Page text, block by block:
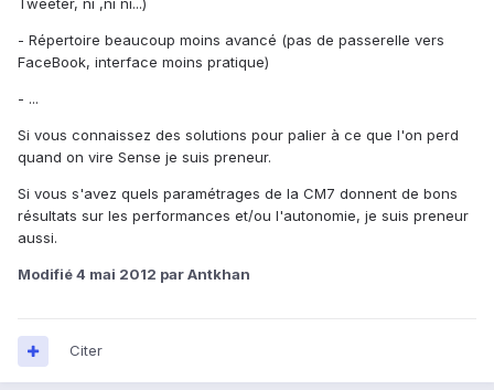
Tweeter, ni ,ni ni...)
- Répertoire beaucoup moins avancé (pas de passerelle vers
FaceBook, interface moins pratique)
- ...
Si vous connaissez des solutions pour palier à ce que l'on perd
quand on vire Sense je suis preneur.
Si vous s'avez quels paramétrages de la CM7 donnent de bons
résultats sur les performances et/ou l'autonomie, je suis preneur
aussi.
Modifié4 mai 2012 par Antkhan
Citer